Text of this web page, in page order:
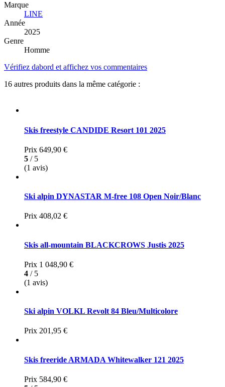
Marque
LINE
Année
2025
Genre
Homme
Vérifiez dabord et affichez vos commentaires
16 autres produits dans la même catégorie :
Skis freestyle CANDIDE Resort 101 2025
Prix 649,90 €
5 / 5
(1 avis)
Ski alpin DYNASTAR M-free 108 Open Noir/Blanc
Prix 408,02 €
Skis all-mountain BLACKCROWS Justis 2025
Prix 1 048,90 €
4 / 5
(1 avis)
Ski alpin VOLKL Revolt 84 Bleu/Multicolore
Prix 201,95 €
Skis freeride ARMADA Whitewalker 121 2025
Prix 584,90 €